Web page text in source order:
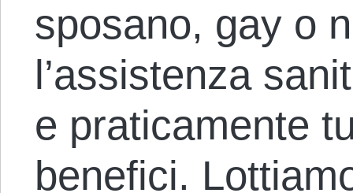
sposano, gay o
l’assistenza
e praticamente
benefici.